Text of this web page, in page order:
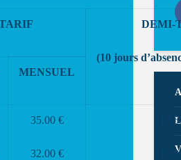
DEMI-
(10 jours
MENSUEL
35.00 €
32.00 €